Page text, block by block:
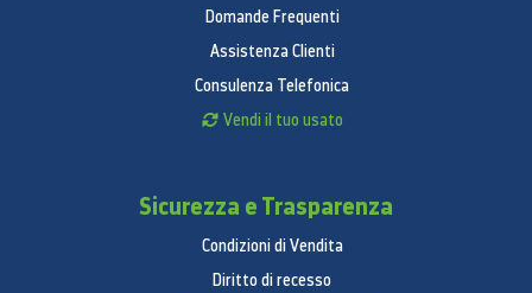
Consumo acqua annuo (L/anno):
Classe efficienza centrifuga: B
Rumorosità lavaggio dB(A):
51 dB
Caratteristiche
Ecolavaggio®: Sì
Resistenza in ceramica: Sì
Sicurezza Bambini (blocco tasti):
Domande Frequenti
Assistenza Clienti
Consulenza Telefonica
Vendi il tuo usato
Sicurezza e Trasparenza
Condizioni di Vendita
Diritto di recesso